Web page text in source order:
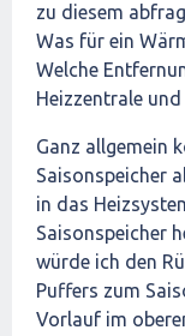
zu diesem
Was für ein
Welche
Heizzentrale
Ganz allgemein
Saisonspeicher
in das
Saisonspeicher
würde ich den
Puffers zum
Vorlauf im